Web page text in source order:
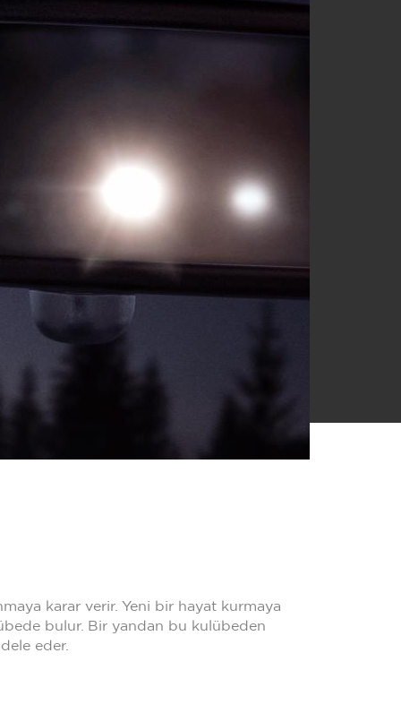
karar verir. Yeni bir hayat kurmaya
bulur. Bir yandan bu kulübeden
eder.